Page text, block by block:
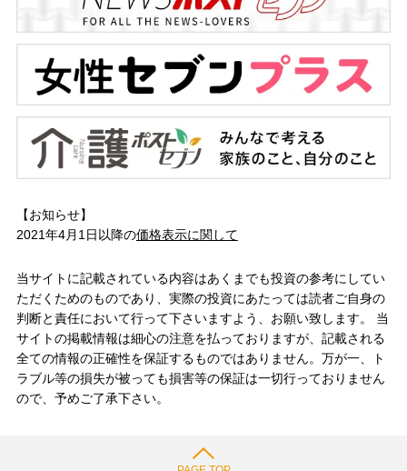
【お知らせ】
2021年4月1日以降の価格表示に関して
当サイトに記載されている内容はあくまでも投資の参考にしてい
ただくためのものであり、実際の投資にあたっては読者ご自身の
判断と責任において行って下さいますよう、お願い致します。 当
サイトの掲載情報は細心の注意を払っておりますが、記載される
全ての情報の正確性を保証するものではありません。万が一、ト
ラブル等の損失が被っても損害等の保証は一切行っておりません
ので、予めご了承下さい。